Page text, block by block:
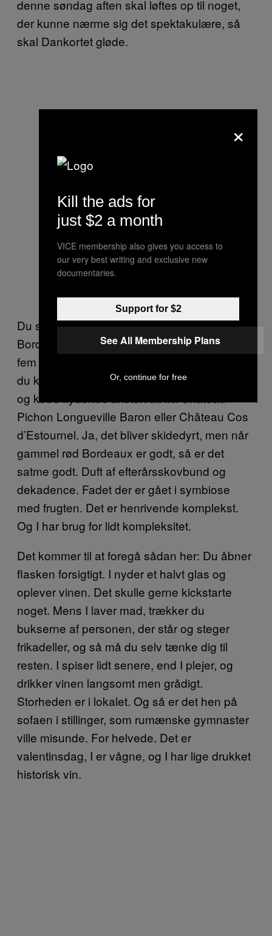
denne søndag aften skal løftes op til noget,
der kunne nærme sig det spektakulære, så
skal Dankortet gløde.
Du skal købe gammel og dyr og berømt
Bordeaux. Det kunne være vin fra en af de
fem premier cru’er i en udgave fra 1995. Men
du kan også træde et trin ned ad rangstigen
og købe flydende aristokrati fra Château
Pichon Longueville Baron eller Château Cos
d’Estournel. Ja, det bliver skidedyrt, men når
gammel rød Bordeaux er godt, så er det
satme godt. Duft af efterårsskovbund og
dekadence. Fadet der er gået i symbiose
med frugten. Det er henrivende komplekst.
Og I har brug for lidt kompleksitet.
Det kommer til at foregå sådan her: Du åbner
flasken forsigtigt. I nyder et halvt glas og
oplever vinen. Det skulle gerne kickstarte
noget. Mens I laver mad, trækker du
bukserne af personen, der står og steger
frikadeller, og så må du selv tænke dig til
resten. I spiser lidt senere, end I plejer, og
drikker vinen langsomt men grådigt.
Storheden er i lokalet. Og så er det hen på
sofaen i stillinger, som rumænske gymnaster
ville misunde. For helvede. Det er
valentinsdag, I er vågne, og I har lige drukket
historisk vin.
×
Kill the ads for
just $2 a month
VICE membership also gives you access to
our very best writing and exclusive new
documentaries.
Support for $2
See All Membership Plans
Or, continue for free